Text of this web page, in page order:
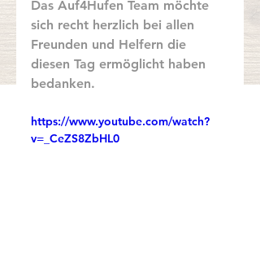
Das Auf4Hufen Team möchte
sich recht herzlich bei allen
Freunden und Helfern die
diesen Tag ermöglicht haben
bedanken.
https://www.youtube.com/watch?
v=_CeZS8ZbHL0